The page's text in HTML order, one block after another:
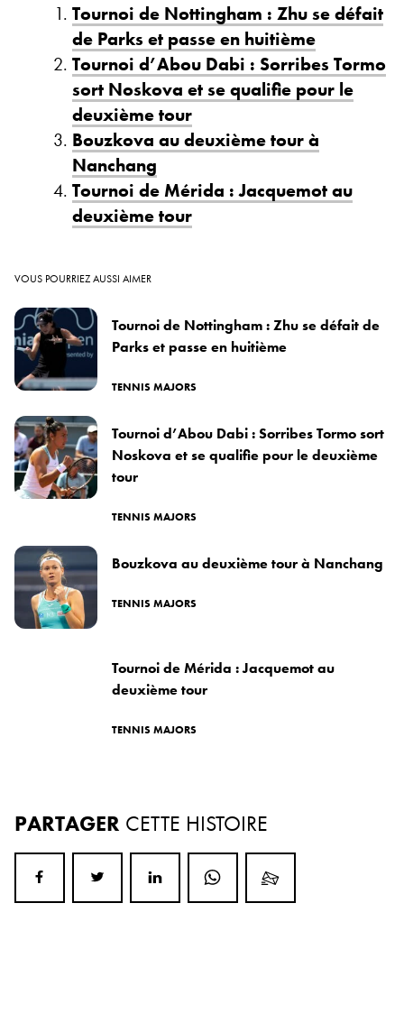
Tournoi de Nottingham : Zhu se défait
de Parks et passe en huitième
Tournoi d’Abou Dabi : Sorribes Tormo
sort Noskova et se qualifie pour le
deuxième tour
Bouzkova au deuxième tour à
Nanchang
Tournoi de Mérida : Jacquemot au
deuxième tour
VOUS POURRIEZ AUSSI AIMER
Tournoi de Nottingham : Zhu se défait de
Parks et passe en huitième
TENNIS MAJORS
Tournoi d’Abou Dabi : Sorribes Tormo sort
Noskova et se qualifie pour le deuxième
tour
TENNIS MAJORS
Bouzkova au deuxième tour à Nanchang
TENNIS MAJORS
Tournoi de Mérida : Jacquemot au
deuxième tour
TENNIS MAJORS
PARTAGER CETTE HISTOIRE